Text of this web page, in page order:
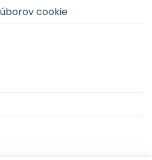
cookie